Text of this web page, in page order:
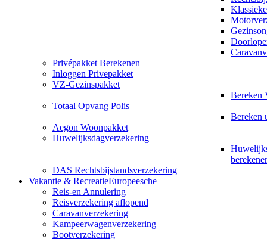
Privépakket Berekenen
Inloggen Privepakket
VZ-Gezinspakket
Bereken
Totaal Opvang Polis
Bereken
Aegon Woonpakket
Huwelijksdagverzekering
DAS Rechtsbijstandsverzekering
Vakantie & RecreatieEuropeesche
Reis-en Annulering
Reisverzekering aflopend
Caravanverzekering
Kampeerwagenverzekering
Bootverzekering